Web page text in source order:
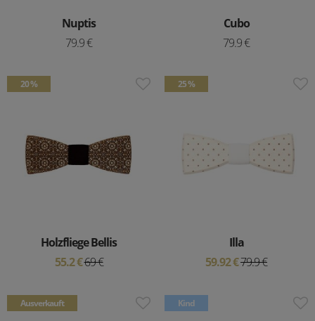
Nuptis
79.9 €
Cubo
79.9 €
20 %
Holzfliege Bellis
55.2 €69 €
25 %
Illa
59.92 €79.9 €
Ausverkauft Kind